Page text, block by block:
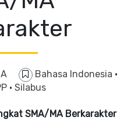
Bahasa Indonesia ·
· Silabus
SMA/MA Berkarakter